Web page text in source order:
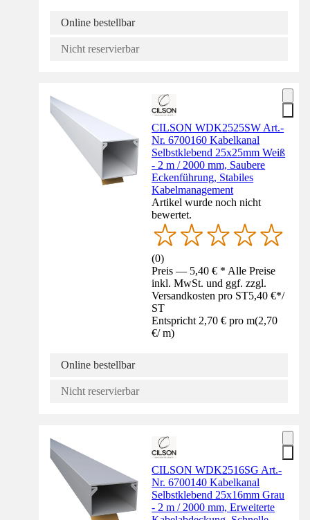
Online bestellbar
Nicht reservierbar
CILSON WDK2525SW Art.-
Nr. 6700160 Kabelkanal
Selbstklebend 25x25mm Weiß
- 2 m / 2000 mm, Saubere
Eckenführung, Stabiles
Kabelmanagement
Artikel wurde noch nicht
bewertet.
(0)
Preis — 5,40 € * Alle Preise
inkl. MwSt. und ggf. zzgl.
Versandkosten pro ST5,40 €*/
ST
Entspricht 2,70 € pro m(2,70
€/ m)
Online bestellbar
Nicht reservierbar
CILSON WDK2516SG Art.-
Nr. 6700140 Kabelkanal
Selbstklebend 25x16mm Grau
- 2 m / 2000 mm, Erweiterte